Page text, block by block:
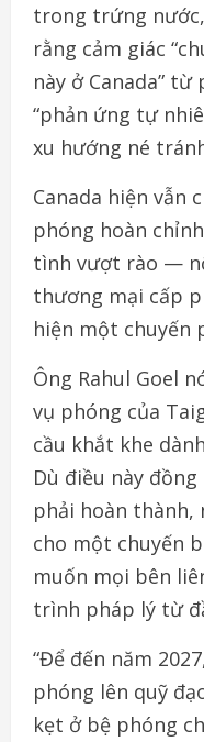
trong trứng
rằng cảm giác
này ở Canada”
“phản ứng tự
xu hướng né
Canada hiện vẫn
phóng hoàn
tình vượt rào —
thương mại cấp
hiện một chuyến
Ông Rahul Goel
vụ phóng của
cầu khắt khe
Dù điều này
phải hoàn thành,
cho một chuyến
muốn mọi bên
trình pháp lý từ
“Để đến năm
phóng lên quỹ
kẹt ở bệ phóng